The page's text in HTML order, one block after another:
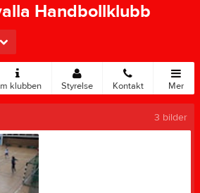
Handbollklubb
klubben Styrelse Kontakt Mer
3 bilder